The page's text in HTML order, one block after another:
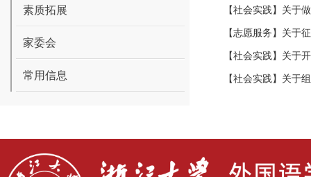
素质拓展
家委会
常用信息
【社会实践】关于
【志愿服务】关于
【社会实践】关于
【社会实践】关于